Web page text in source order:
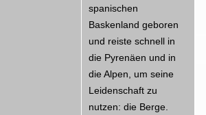
spanischen
Baskenland geboren
und reiste schnell in
die Pyrenäen und in
die Alpen, um seine
Leidenschaft zu
nutzen: die Berge.